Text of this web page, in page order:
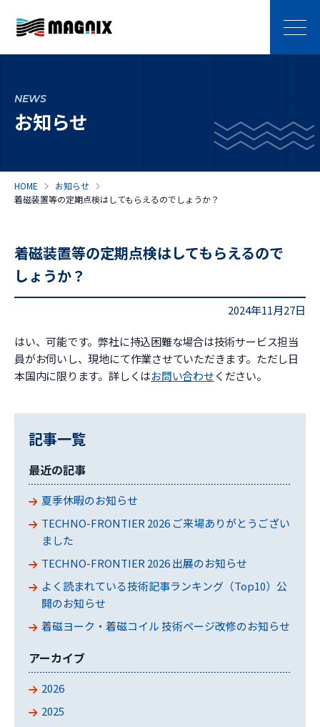
NEWS
お知らせ
HOME
お知らせ
着磁装置等の定期点検はしてもらえるのでしょうか？
着磁装置等の定期点検はしてもらえるので
しょうか？
2024年11月27日
はい、可能です。弊社に持込困難な場合は技術サービス担当
員がお伺いし、現地にて作業させていただきます。ただし日
本国内に限ります。詳しくはお問い合わせください。
記事一覧
最近の記事
夏季休暇のお知らせ
TECHNO-FRONTIER 2026 ご来場ありがとうござい
ました
TECHNO-FRONTIER 2026 出展のお知らせ
よく読まれている技術記事ランキング（Top10）公
開のお知らせ
着磁ヨーク・着磁コイル 技術ページ改修のお知らせ
アーカイブ
2026
2025